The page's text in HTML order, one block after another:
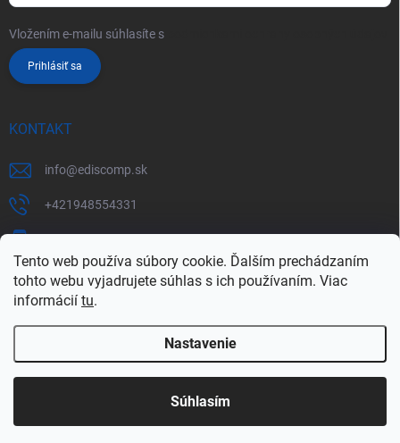
Tento web používa súbory cookie. Ďalším prechádzaním
tohto webu vyjadrujete súhlas s ich používaním. Viac
informácií tu.
Nastavenie
Súhlasím
Vložením e-mailu súhlasíte s
Prihlásiť sa
KONTAKT
info@ediscomp.sk
+421948554331
Copyright 2026ediscomp. Všetky práva vyhradené.Upraviť nastavenie
cookies